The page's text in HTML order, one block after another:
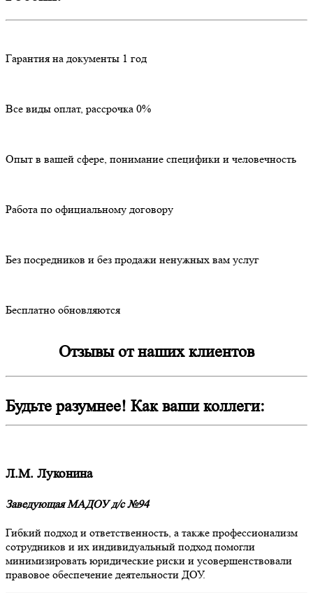
Гарантия на документы 1 год
Все виды оплат, рассрочка 0%
Опыт в вашей сфере, понимание специфики и человечность
Работа по официальному договору
Без посредников и без продажи ненужных вам услуг
Бесплатно обновляются
Отзывы от наших клиентов
Будьте разумнее! Как ваши коллеги:
Л.М. Луконина
Заведующая МАДОУ д/с №94
Гибкий подход и ответственность, а также профессионализм
сотрудников и их индивидуальный подход помогли
минимизировать юридические риски и усовершенствовали
правовое обеспечение деятельности ДОУ.